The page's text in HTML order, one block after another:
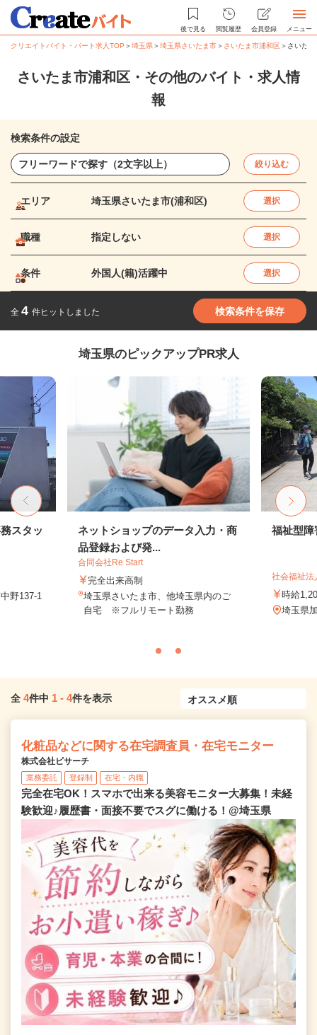
後で見る 閲覧履歴 会員登録 メニュー
クリエイトバイト・パート求人TOP ＞埼玉県＞埼玉県さいたま市＞ さいたま市浦和区＞ さいた
さいたま市浦和区・その他のバイト・求人情
報
検索条件の設定
絞り込む
エリア 埼玉県さいたま市(浦和区) 選択
職種 指定しない 選択
条件 外国人(籍)活躍中 選択
全 4 件ヒットしました 検索条件を保存
埼玉県のピックアップPR求人
スタッ
野137-1
ネットショップのデータ入力・商
品登録および発...
合同会社Re Start
完全出来高制
埼玉県さいたま市、他埼玉県内のご
自宅 ※フルリモート勤務
福祉型障
社会福祉法
時給
埼玉県
全 4件中 1 - 4件を表示
化粧品などに関する在宅調査員・在宅モニター
株式会社ビサーチ
業務委託 登録制 在宅・内職
完全在宅OK！スマホで出来る美容モニター大募集！未経
験歓迎♪履歴書・面接不要でスグに働ける！@埼玉県